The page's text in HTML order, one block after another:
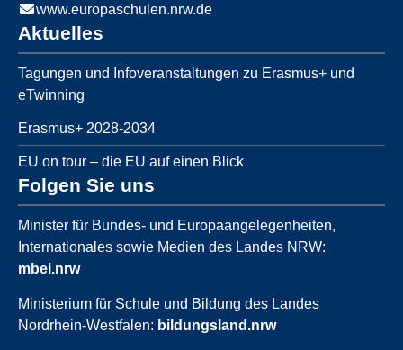
www.europaschulen.nrw.de
Aktuelles
Tagungen und Infoveranstaltungen zu Erasmus+ und
eTwinning
Erasmus+ 2028-2034
EU on tour – die EU auf einen Blick
Folgen Sie uns
Minister für Bundes- und Europaangelegenheiten,
Internationales sowie Medien des Landes NRW:
mbei.nrw
Ministerium für Schule und Bildung des Landes
Nordrhein-Westfalen: bildungsland.nrw